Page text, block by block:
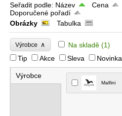
Seřadit podle: Název Cena
Doporučené pořadí
Obrázky
Tabulka
Výrobce ∧ Na skladě (1)
Tip
Akce Sleva Novinka
Výrobce
Malfini